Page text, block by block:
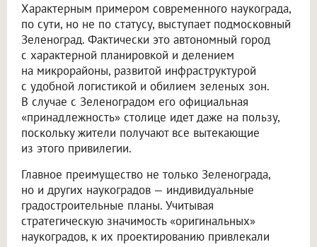
Характерным примером современного наукограда,
по сути, но не по статусу, выступает подмосковный
Зеленоград. Фактически это автономный город
с характерной планировкой и делением
на микрорайоны, развитой инфраструктурой
с удобной логистикой и обилием зеленых зон.
В случае с Зеленоградом его официальная
«принадлежность» столице идет даже на пользу,
поскольку жители получают все вытекающие
из этого привилегии.
Главное преимущество не только Зеленограда,
но и других наукоградов — индивидуальные
градостроительные планы. Учитывая
стратегическую значимость «оригинальных»
наукоградов, к их проектированию привлекали